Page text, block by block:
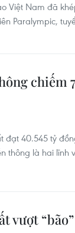
Việt Nam đã
Paralympic,
chiếm
đạt 40.545 tỷ
thông là hai
vượt